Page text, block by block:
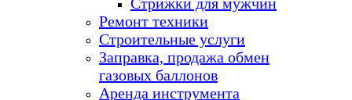
Ремонт техники
Строительные услуги
Заправка, продажа обмен
газовых баллонов
Аренда инструмента